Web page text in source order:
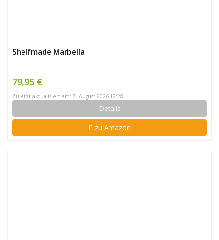
Shelfmade Marbella
79,95 €
Zuletzt aktualisiert am: 7. August 2026 12:28
Details
zu Amazon